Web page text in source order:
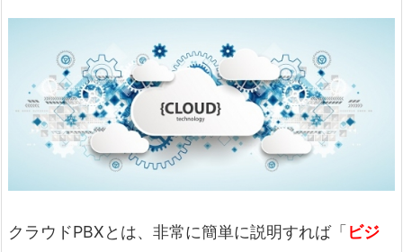
クラウドPBXとは、非常に簡単に説明すれば「 ビジ